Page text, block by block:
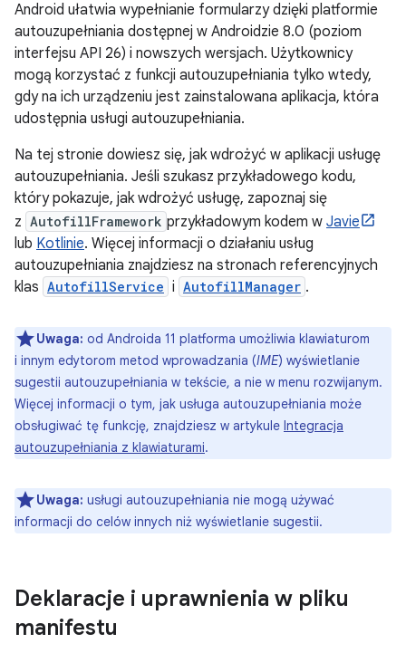
Android ułatwia wypełnianie formularzy dzięki platformie
autouzupełniania dostępnej w Androidzie 8.0 (poziom
interfejsu API 26) i nowszych wersjach. Użytkownicy
mogą korzystać z funkcji autouzupełniania tylko wtedy,
gdy na ich urządzeniu jest zainstalowana aplikacja, która
udostępnia usługi autouzupełniania.
Na tej stronie dowiesz się, jak wdrożyć w aplikacji usługę
autouzupełniania. Jeśli szukasz przykładowego kodu,
który pokazuje, jak wdrożyć usługę, zapoznaj się
z AutofillFramework przykładowym kodem w Javie
lub Kotlinie. Więcej informacji o działaniu usług
autouzupełniania znajdziesz na stronach referencyjnych
klas AutofillService i AutofillManager .
Uwaga: od Androida 11 platforma umożliwia klawiaturom
i innym edytorom metod wprowadzania (IME) wyświetlanie
sugestii autouzupełniania w tekście, a nie w menu rozwijanym.
Więcej informacji o tym, jak usługa autouzupełniania może
obsługiwać tę funkcję, znajdziesz w artykule Integracja
autouzupełniania z klawiaturami.
Uwaga: usługi autouzupełniania nie mogą używać
informacji do celów innych niż wyświetlanie sugestii.
Deklaracje i uprawnienia w pliku
manifestu